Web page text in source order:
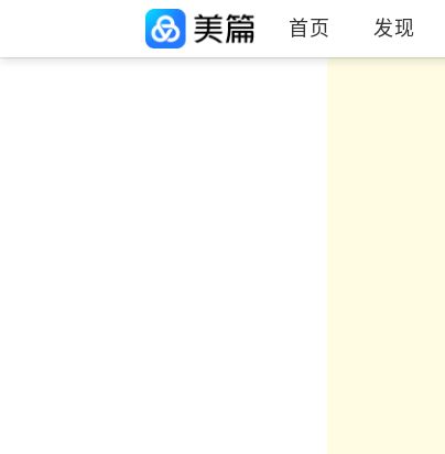
首页 发现